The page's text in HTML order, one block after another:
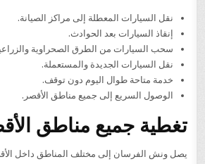
نقل السيارات المعطلة إلى مراكز الصيانة.
إنقاذ السيارات بعد الحوادث.
سحب السيارات من الطرق الصحراوية
نقل السيارات الجديدة والمستعملة.
خدمة متاحة طوال اليوم دون توقف.
الوصول السريع إلى جميع مناطق الأقصر.
تغطية جميع مناطق
يصل ونش الفرسان إلى مختلف المناطق داخل